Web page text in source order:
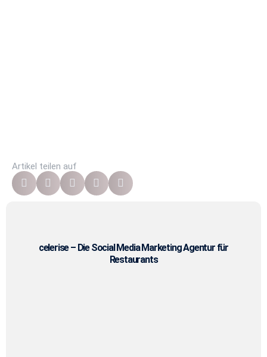
Artikel teilen auf
celerise – Die Social Media Marketing Agentur für
Restaurants